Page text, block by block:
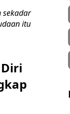
sekadar
itu